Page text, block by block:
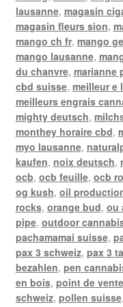
lausanne, magasin
magasin fleurs sion,
mango ch fr, mango
mango lausanne,
du chanvre, marianne
cbd suisse, meilleur e
meilleurs engrais
mighty deutsch,
monthey horaire cbd,
myo lausanne,
kaufen, noix deutsch,
ocb, ocb feuille, ocb
og kush, oil
rocks, orange bud, ou
pipe, outdoor
pachamamai suisse,
pax 3 schweiz, pax 3
bezahlen, pen
en bois, point de
schweiz, pollen suisse,